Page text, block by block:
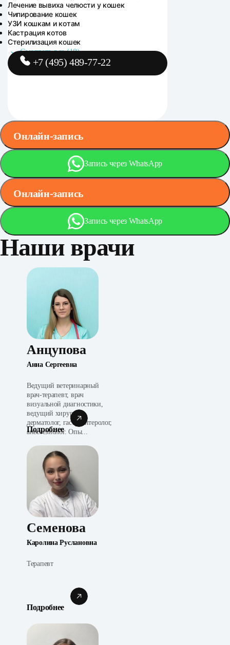
Лечение вывиха челюсти у кошек
Чипирование кошек
УЗИ кошкам и котам
Кастрация котов
Стерилизация кошек
Смотреть все (18)
+7 (495) 489-77-22
Онлайн-запись
Запись через WhatsApp
Онлайн-запись
Запись через WhatsApp
Наши врачи
Анцупова
Анна Сергеевна
Ведущий ветеринарный
врач-терапевт, врач
визуальной диагностики,
ведущий хирург,
дерматолог, гастроэнтеролог,
анестезиолог. Опы...
Подробнее
Семенова
Каролина Руслановна
Терапевт
Подробнее